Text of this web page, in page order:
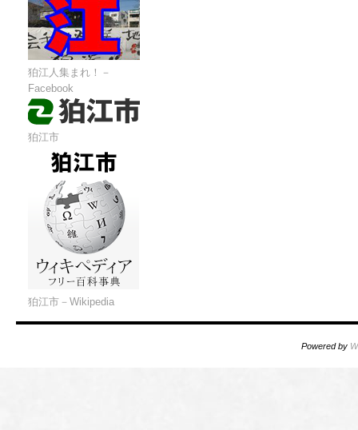
狛江人集まれ！－
Facebook
狛江市
狛江市－Wikipedia
Powered by